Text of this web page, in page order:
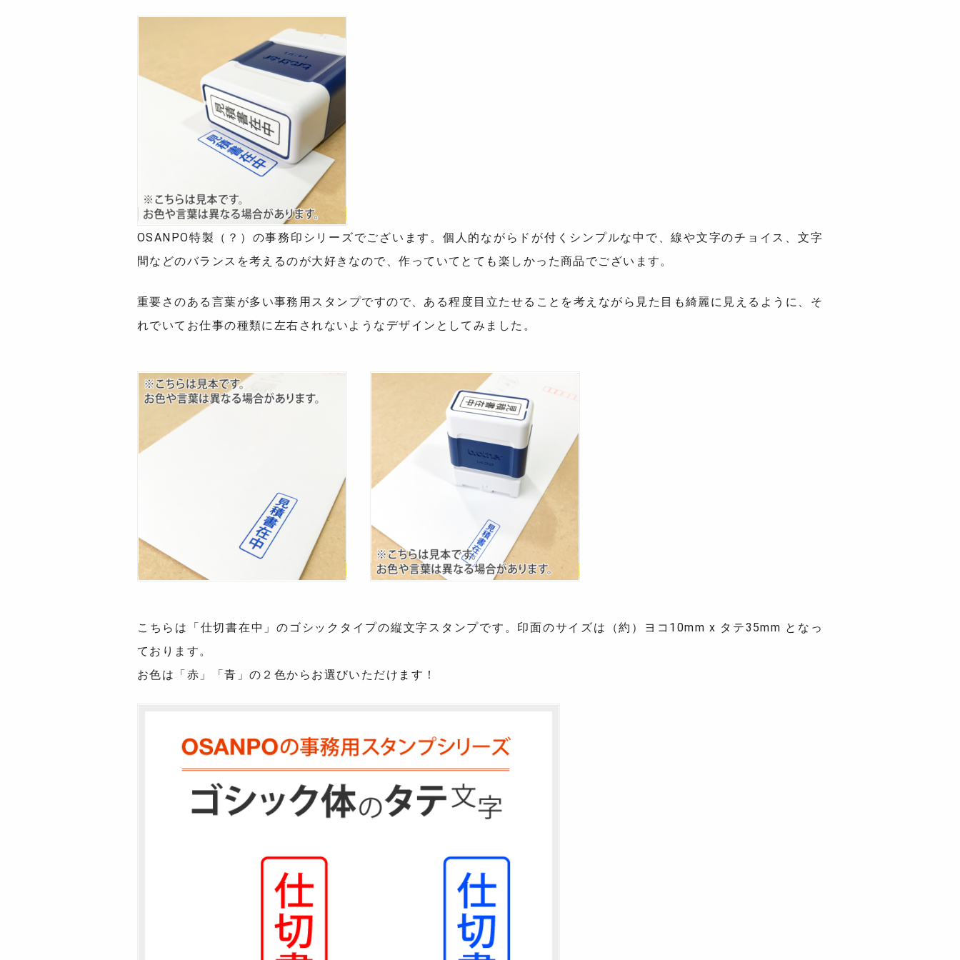
OSANPO特製（？）の事務印シリーズでございます。個人的ながらドが付くシンプルな中で、線や文字のチョイス、文字
間などのバランスを考えるのが大好きなので、作っていてとても楽しかった商品でございます。
重要さのある言葉が多い事務用スタンプですので、ある程度目立たせることを考えながら見た目も綺麗に見えるように、そ
れでいてお仕事の種類に左右されないようなデザインとしてみました。
こちらは「仕切書在中」のゴシックタイプの縦文字スタンプです。印面のサイズは（約）ヨコ10mm x タテ35mm となっ
ております。
お色は「赤」「青」の２色からお選びいただけます！